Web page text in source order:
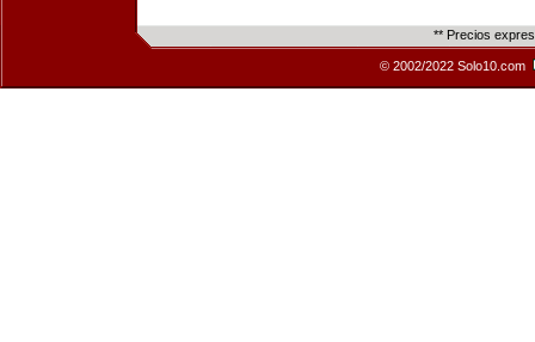
** Precios
© 2002/2022 Solo10.com